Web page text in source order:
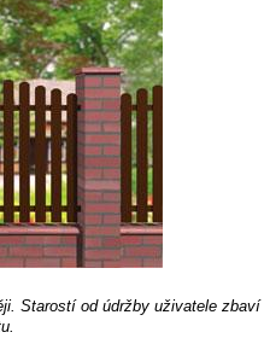
Starostí od údržby uživatele zbaví